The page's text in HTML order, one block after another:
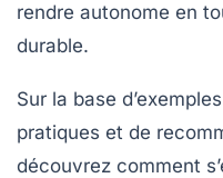
rendre autonome en
durable.
Sur la base
pratiques et de
découvrez comment